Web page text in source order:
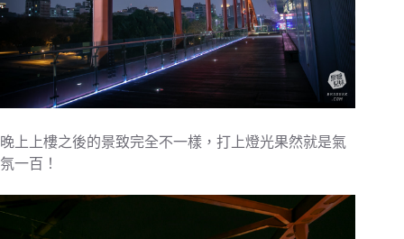
晚上上樓之後的景致完全不一樣，打上燈光果然就是氣
氛一百！